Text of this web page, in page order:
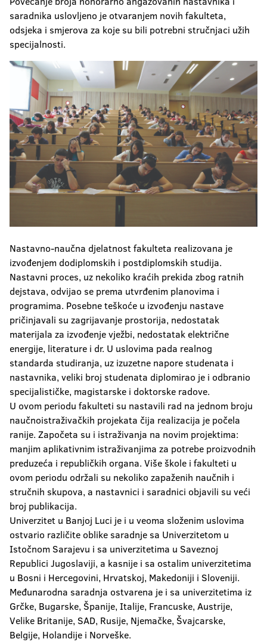
saradnika uslovljeno je otvaranjem novih fakulteta,
odsjeka i smjerova za koje su bili potrebni stručnjaci užih
specijalnosti.
Nastavno-naučna djelatnost fakulteta realizovana je
izvođenjem dodiplomskih i postdiplomskih studija.
Nastavni proces, uz nekoliko kraćih prekida zbog ratnih
dejstava, odvijao se prema utvrđenim planovima i
programima. Posebne teškoće u izvođenju nastave
pričinjavali su zagrijavanje prostorija, nedostatak
materijala za izvođenje vježbi, nedostatak električne
energije, literature i dr. U uslovima pada realnog
standarda studiranja, uz izuzetne napore studenata i
nastavnika, veliki broj studenata diplomirao je i odbranio
specijalističke, magistarske i doktorske radove.
U ovom periodu fakulteti su nastavili rad na jednom broju
naučnoistraživačkih projekata čija realizacija je počela
ranije. Započeta su i istraživanja na novim projektima:
manjim aplikativnim istraživanjima za potrebe proizvodnih
preduzeća i republičkih organa. Više škole i fakulteti u
ovom periodu održali su nekoliko zapaženih naučnih i
stručnih skupova, a nastavnici i saradnici objavili su veći
broj publikacija.
Univerzitet u Banjoj Luci je i u veoma složenim uslovima
ostvario različite oblike saradnje sa Univerzitetom u
Istočnom Sarajevu i sa univerzitetima u Saveznoj
Republici Jugoslaviji, a kasnije i sa ostalim univerzitetima
u Bosni i Hercegovini, Hrvatskoj, Makedoniji i Sloveniji.
Međunarodna saradnja ostvarena je i sa univerzitetima iz
Grčke, Bugarske, Španije, Italije, Francuske, Austrije,
Velike Britanije, SAD, Rusije, Njemačke, Švajcarske,
Belgije, Holandije i Norveške.